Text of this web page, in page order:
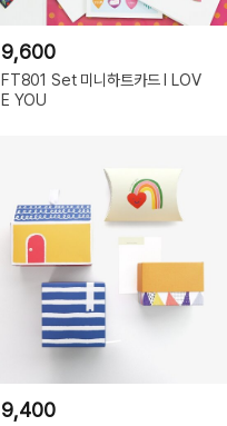
9,600
FT801 Set 미니하트카드 I LOV
E YOU
9,400